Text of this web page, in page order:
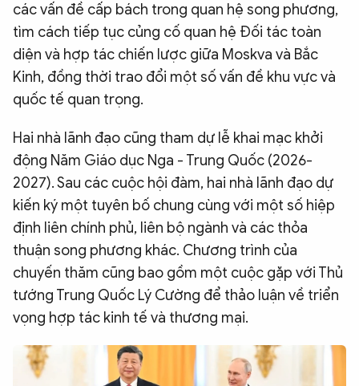
ĐA PHƯƠNG TIỆN
eMagazine
Podcast
Video Ảnh
Infographic
Văn nghệ Công an
Chuyên đề
các vấn đề cấp bách trong quan hệ song phương,
tìm cách tiếp tục củng cố quan hệ Đối tác toàn
diện và hợp tác chiến lược giữa Moskva và Bắc
Kinh, đồng thời trao đổi một số vấn đề khu vực và
quốc tế quan trọng.
Hai nhà lãnh đạo cũng tham dự lễ khai mạc khởi
động Năm Giáo dục Nga - Trung Quốc (2026-
2027). Sau các cuộc hội đàm, hai nhà lãnh đạo dự
kiến ký một tuyên bố chung cùng với một số hiệp
định liên chính phủ, liên bộ ngành và các thỏa
thuận song phương khác. Chương trình của
chuyến thăm cũng bao gồm một cuộc gặp với Thủ
tướng Trung Quốc Lý Cường để thảo luận về triển
vọng hợp tác kinh tế và thương mại.